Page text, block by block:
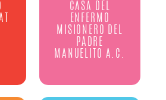
CASA DEL
ENFERMO
MISIONERO DEL
PADRE
MANUELITO A.C.